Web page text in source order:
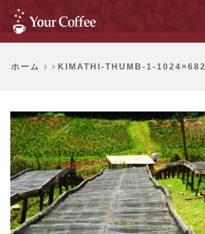
ホーム KIMATHI-THUMB-1-1024×682